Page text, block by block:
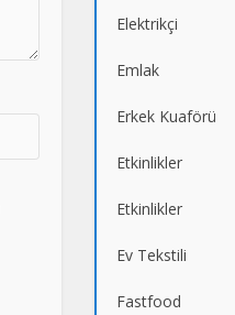
Elektrikçi
Emlak
Erkek Kuaförü
Etkinlikler
Etkinlikler
Ev Tekstili
Fastfood